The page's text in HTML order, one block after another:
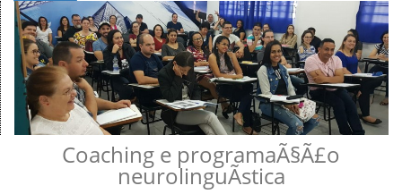
Coaching e programaÃ§Ã£o
neurolinguÃ­stica